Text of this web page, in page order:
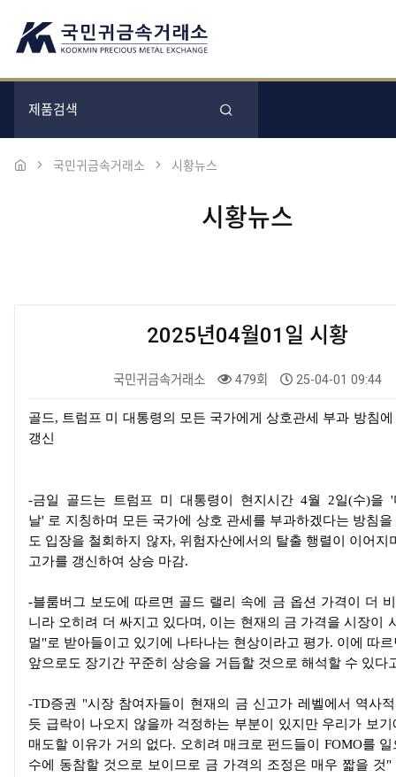
국민귀금속거래소 시황뉴스
시황뉴스
2025년04월01일 시황
국민귀금속거래소 479회 25-04-01 09:44
본문
골드, 트럼프 미 대통령의 모든 국가에게 상호관세 부과 방침
갱신
-금일 골드는 트럼프 미 대통령이 현지시간 4월 2일(수)을 '
날' 로 지칭하며 모든 국가에 상호 관세를 부과하겠다는 방침
도 입장을 철회하지 않자, 위험자산에서의 탈출 행렬이 이어지
고가를 갱신하여 상승 마감.
-블룸버그 보도에 따르면 골드 랠리 속에 금 옵션 가격이 더
니라 오히려 더 싸지고 있다며 , 이는 현재의 금 가격을 시장이
멀"로 받아들이고 있기에 나타나는 현상이라고 평가. 이에 따
앞으로도 장기간 꾸준히 상승을 거듭할 것으로 해석할 수 있다
-TD증권 "시장 참여자들이 현재의 금 신고가 레벨에서 역사
듯 급락이 나오지 않을까 걱정하는 부분이 있지만 우리가 보
매도할 이유가 거의 없다. 오히려 매크로 펀드들이 FOMO를 일
수에 동참할 것으로 보이므로 금 가격의 조정은 매우 짧을 것"